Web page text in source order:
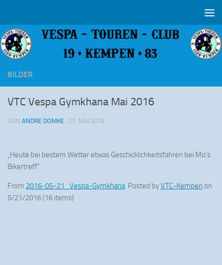
BILDER
VTC Vespa Gymkhana Mai 2016
VON ANDRE DOMKE · 21. MAI 2016
„Heute bei bestem Wetter etwas Geschicklichkeitsfahren bei Mo’s
Bikertreff“
From 2016-05-21_Vespa-Gymkhana. Posted byVTC-Kempen on
5/21/2016 (16 items)